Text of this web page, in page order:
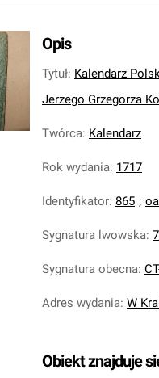
Opis
Tytuł: Kalendarz
Jerzego Grzegorza
Twórca: Kalendarz
Rok wydania: 1717
Identyfikator: 865 ;
Sygnatura lwowska:
Sygnatura obecna:
Adres wydania: W
Obiekt znajduje